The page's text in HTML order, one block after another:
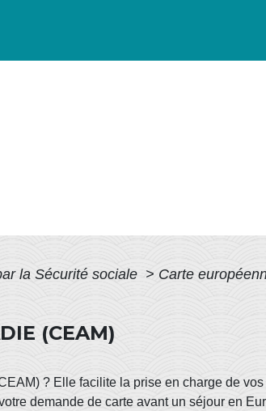
la Sécurité sociale > Carte
(CEAM)
? Elle facilite la prise en charge de
demande de carte avant un séjour en